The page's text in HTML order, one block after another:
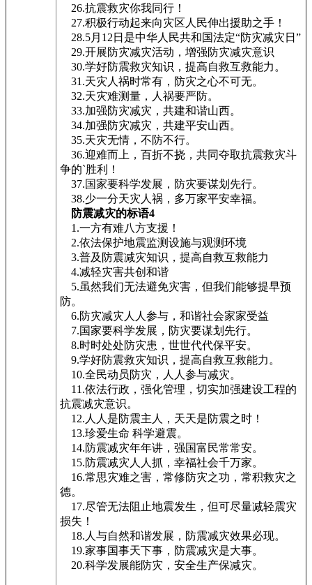
26.抗震救灾你我同行！
27.积极行动起来向灾区人民伸出援助之手！
28.5月12日是中华人民共和国法定“防灾减灾日”
29.开展防灾减灾活动，增强防灾减灾意识
30.学好防震救灾知识，提高自救互救能力。
31.天灾人祸时常有，防灾之心不可无。
32.天灾难测量，人祸要严防。
33.加强防灾减灾，共建和谐山西。
34.加强防灾减灾，共建平安山西。
35.天灾无情，不防不行。
36.迎难而上，百折不挠，共同夺取抗震救灾斗
争的`胜利！
37.国家要科学发展，防灾要谋划先行。
38.少一分天灾人祸，多万家平安幸福。
防震减灾的标语4
1.一方有难八方支援！
2.依法保护地震监测设施与观测环境
3.普及防震减灾知识，提高自救互救能力
4.减轻灾害共创和谐
5.虽然我们无法避免灾害，但我们能够提早预
防。
6.防灾减灾人人参与，和谐社会家家受益
7.国家要科学发展，防灾要谋划先行。
8.时时处处防灾患，世世代代保平安。
9.学好防震救灾知识，提高自救互救能力。
10.全民动员防灾，人人参与减灾。
11.依法行政，强化管理，切实加强建设工程的
抗震减灾意识。
12.人人是防震主人，天天是防震之时！
13.珍爱生命 科学避震。
14.防震减灾年年讲，强国富民常常安。
15.防震减灾人人抓，幸福社会千万家。
16.常思灾难之害，常修防灾之功，常积救灾之
德。
17.尽管无法阻止地震发生，但可尽量减轻震灾
损失！
18.人与自然和谐发展，防震减灾效果必现。
19.家事国事天下事，防震减灾是大事。
20.科学发展能防灾，安全生产保减灾。